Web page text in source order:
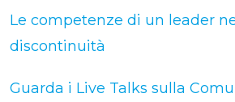
Le competenze di un leader
discontinuità
Guarda i Live Talks sulla